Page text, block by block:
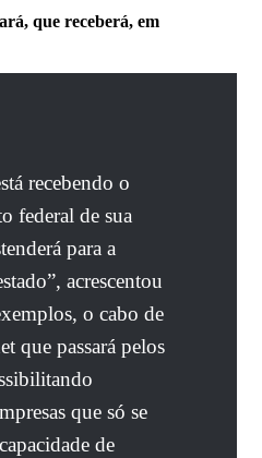
que receberá, em
recebendo o
federal de sua
para a
acrescentou
o cabo de
que passará pelos
que só se
de